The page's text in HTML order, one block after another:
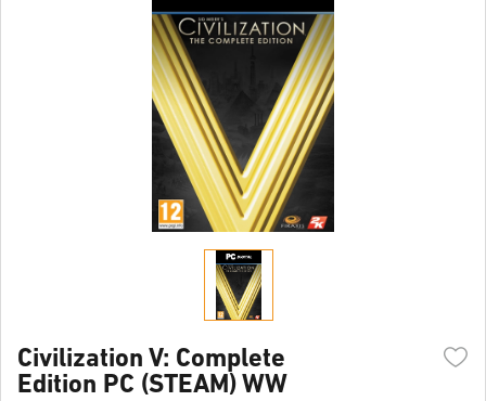
Civilization V: Complete
Edition PC (STEAM) WW